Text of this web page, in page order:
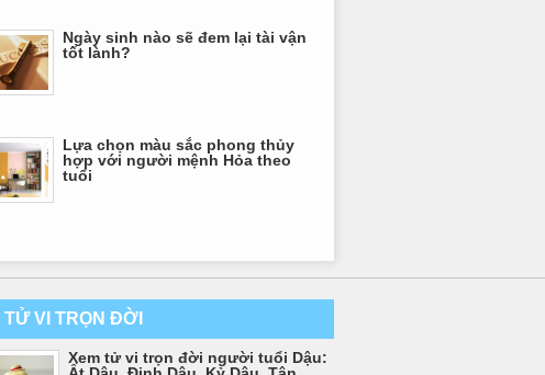
Ngày sinh nào sẽ đem lại tài vận
tốt lành?
Lựa chọn màu sắc phong thủy
hợp với người mệnh Hỏa theo
tuổi
TỬ VI TRỌN ĐỜI
Xem tử vi trọn đời người tuổi Dậu: